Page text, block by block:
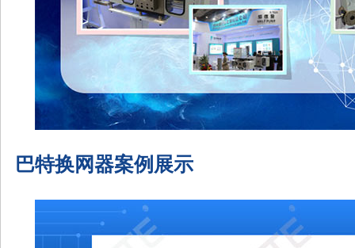
巴特换网器案例展示